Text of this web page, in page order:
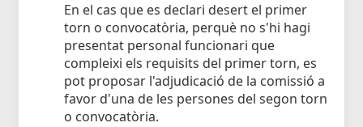
En el cas que es declari desert el primer
torn o convocatòria, perquè no s'hi hagi
presentat personal funcionari que
compleixi els requisits del primer torn, es
pot proposar l'adjudicació de la comissió a
favor d'una de les persones del segon torn
o convocatòria.